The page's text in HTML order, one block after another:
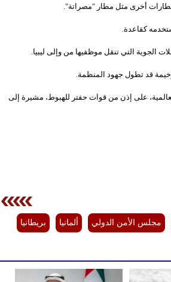
مطارات أخرى مثل مطار "مصراتة".
كقاعدة.
الجوية التي تنقل موظفيها من وإلى ليبيا.
قد تطول جهود المنظمة.
على إذن من قوات حفتر للهبوط، مشيرة إلى
مجلس الأمن الدولي ألمانيا بريطانيا